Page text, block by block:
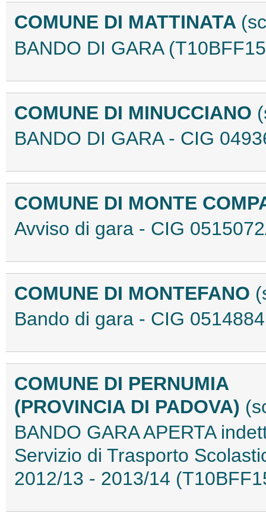
COMUNE DI MATTINATA
BANDO DI GARA
COMUNE DI MINUCCIANO
BANDO DI GARA - CIG
COMUNE DI MONTE
Avviso di gara - CIG
COMUNE DI MONTEFANO
Bando di gara - CIG
COMUNE DI PERNUMIA
(PROVINCIA DI PADOVA)
BANDO GARA APERTA
Servizio di Trasporto
2012/13 - 2013/14